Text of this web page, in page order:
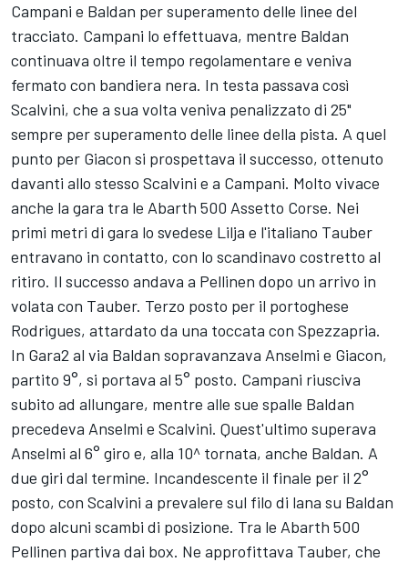
Campani e Baldan per superamento delle linee del
tracciato. Campani lo effettuava, mentre Baldan
continuava oltre il tempo regolamentare e veniva
fermato con bandiera nera. In testa passava così
Scalvini, che a sua volta veniva penalizzato di 25"
sempre per superamento delle linee della pista. A quel
punto per Giacon si prospettava il successo, ottenuto
davanti allo stesso Scalvini e a Campani. Molto vivace
anche la gara tra le Abarth 500 Assetto Corse. Nei
primi metri di gara lo svedese Lilja e l'italiano Tauber
entravano in contatto, con lo scandinavo costretto al
ritiro. Il successo andava a Pellinen dopo un arrivo in
volata con Tauber. Terzo posto per il portoghese
Rodrigues, attardato da una toccata con Spezzapria.
In Gara2 al via Baldan sopravanzava Anselmi e Giacon,
partito 9°, si portava al 5° posto. Campani riusciva
subito ad allungare, mentre alle sue spalle Baldan
precedeva Anselmi e Scalvini. Quest'ultimo superava
Anselmi al 6° giro e, alla 10^ tornata, anche Baldan. A
due giri dal termine. Incandescente il finale per il 2°
posto, con Scalvini a prevalere sul filo di lana su Baldan
dopo alcuni scambi di posizione. Tra le Abarth 500
Pellinen partiva dai box. Ne approfittava Tauber, che